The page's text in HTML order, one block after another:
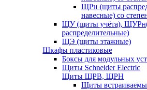
ЩРн (щиты
навесные) со
ЩУ (щиты учёта),
распределительные)
ЩЭ (щиты этажные)
Шкафы пластиковые
Боксы для модульных
Щиты Schneider Electric
Щиты ЩРВ, ЩРН
Щиты